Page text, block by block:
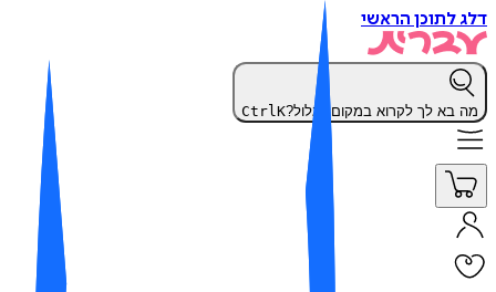
לתוכן הראשי
בא לך לקרוא במקום לגלול? CtrlK